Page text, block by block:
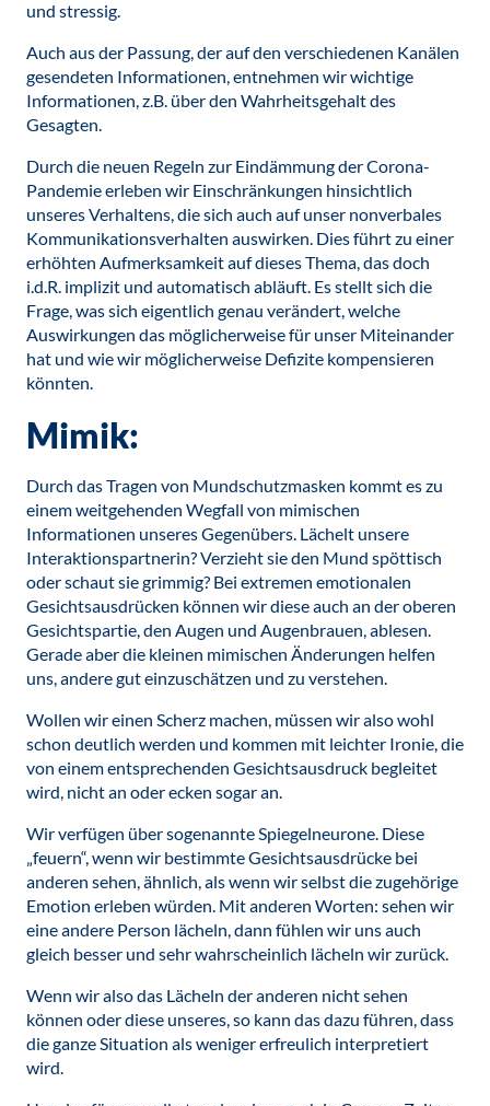
und stressig.
Auch aus der Passung, der auf den verschiedenen Kanälen
gesendeten Informationen, entnehmen wir wichtige
Informationen, z.B. über den Wahrheitsgehalt des
Gesagten.
Durch die neuen Regeln zur Eindämmung der Corona-
Pandemie erleben wir Einschränkungen hinsichtlich
unseres Verhaltens, die sich auch auf unser nonverbales
Kommunikationsverhalten auswirken. Dies führt zu einer
erhöhten Aufmerksamkeit auf dieses Thema, das doch
i.d.R. implizit und automatisch abläuft. Es stellt sich die
Frage, was sich eigentlich genau verändert, welche
Auswirkungen das möglicherweise für unser Miteinander
hat und wie wir möglicherweise Defizite kompensieren
könnten.
Mimik:
Durch das Tragen von Mundschutzmasken kommt es zu
einem weitgehenden Wegfall von mimischen
Informationen unseres Gegenübers. Lächelt unsere
Interaktionspartnerin? Verzieht sie den Mund spöttisch
oder schaut sie grimmig? Bei extremen emotionalen
Gesichtsausdrücken können wir diese auch an der oberen
Gesichtspartie, den Augen und Augenbrauen, ablesen.
Gerade aber die kleinen mimischen Änderungen helfen
uns, andere gut einzuschätzen und zu verstehen.
Wollen wir einen Scherz machen, müssen wir also wohl
schon deutlich werden und kommen mit leichter Ironie, die
von einem entsprechenden Gesichtsausdruck begleitet
wird, nicht an oder ecken sogar an.
Wir verfügen über sogenannte Spiegelneurone. Diese
„feuern“, wenn wir bestimmte Gesichtsausdrücke bei
anderen sehen, ähnlich, als wenn wir selbst die zugehörige
Emotion erleben würden. Mit anderen Worten: sehen wir
eine andere Person lächeln, dann fühlen wir uns auch
gleich besser und sehr wahrscheinlich lächeln wir zurück.
Wenn wir also das Lächeln der anderen nicht sehen
können oder diese unseres, so kann das dazu führen, dass
die ganze Situation als weniger erfreulich interpretiert
wird.